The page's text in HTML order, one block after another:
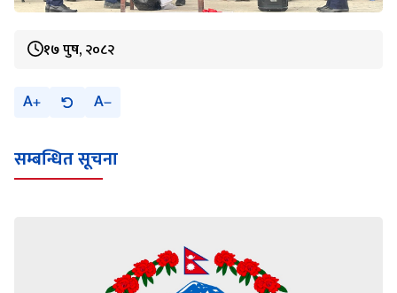
१७ पुष, २०८२
A A
सम्बन्धित सूचना